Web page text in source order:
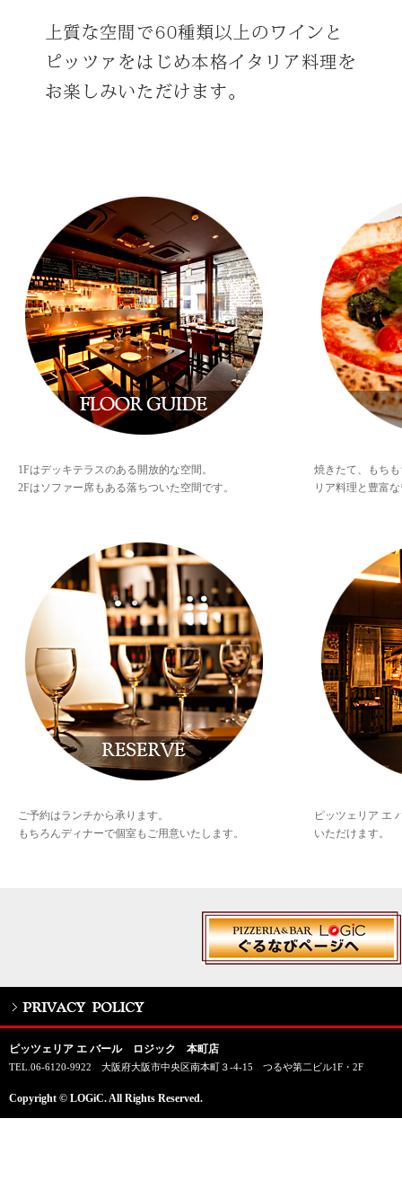
1Fはデッキテラスのある開放的な空間。
2Fはソファー席もある落ちついた空間です。
焼きたて、もち
リア料理と豊富
ご予約はランチから承ります。
もちろんディナーで個室もご用意いたします。
ピッツェリア エ
いただけます。
ピッツェリア エ バール ロジック 本町店
TEL.06-6120-9922 大阪府大阪市中央区南本町３-4-15 つるや第二ビル1F・2F
Copyright © LOGiC. All Rights Reserved.